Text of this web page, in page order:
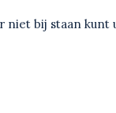
niet bij staan